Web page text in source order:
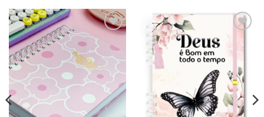
Adicionar
a lista de
desejos
Adicionar
desejos